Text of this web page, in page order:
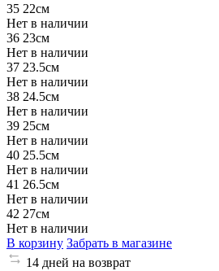
35 22см
Нет в наличии
36 23см
Нет в наличии
37 23.5см
Нет в наличии
38 24.5см
Нет в наличии
39 25см
Нет в наличии
40 25.5см
Нет в наличии
41 26.5см
Нет в наличии
42 27см
Нет в наличии
В корзину Забрать в магазине
14 дней на возврат